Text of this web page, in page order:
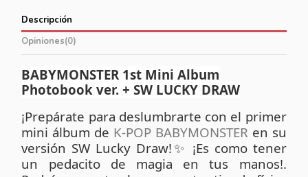
Descripción
Opiniones(0)
BABYMONSTER 1st Mini Album
Photobook ver. + SW LUCKY DRAW
¡Prepárate para deslumbrarte con el primer
mini álbum de K-POP BABYMONSTER en su
versión SW Lucky Draw! ✨
¡Es como tener
un pedacito de magia en tus manos!.